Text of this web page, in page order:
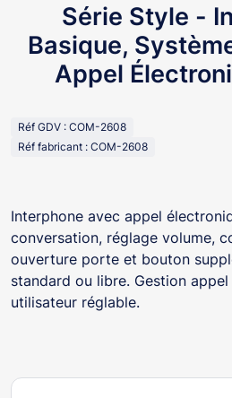
Série Style -
Basique,
Appel
Réf GDV : COM-2608
Réf fabricant : COM-2608
Interphone avec appel
conversation, réglage volume,
ouverture porte et bouton
standard ou libre. Gestion
utilisateur réglable.